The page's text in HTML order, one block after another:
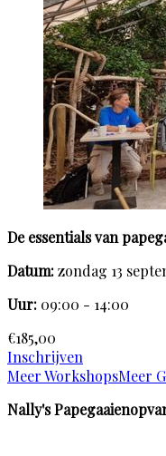
De essentials van
Datum:zondag 13
Uur: 09:00 - 14:00
€185,00
Inschrijven
Meer WorkshopsMeer
Nally's